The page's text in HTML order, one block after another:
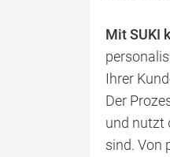
Mit SUKI
Ihrer
Der
und nutzt
sind. Von